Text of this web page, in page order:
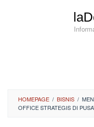
HOMEPAGE / BISNIS /
OFFICE STRATEGIS DI